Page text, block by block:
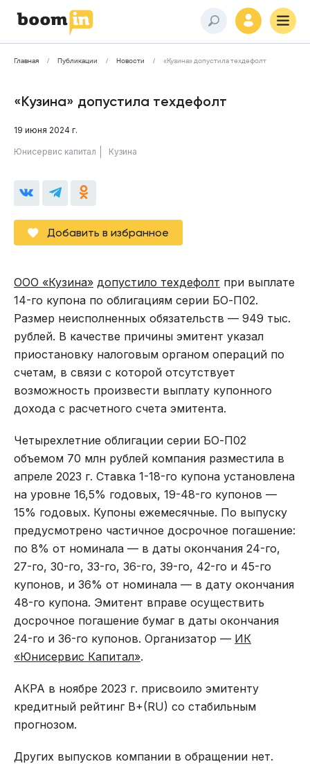
Главная Публикации Новости «Кузина» допустила техдефолт
«Кузина» допустила техдефолт
19 июня 2024 г.
Юнисервис капитал Кузина
Добавить в избранное
ООО «Кузина» допустило техдефолт при выплате
14-го купона по облигациям серии БО-П02.
Размер неисполненных обязательств — 949 тыс.
рублей. В качестве причины эмитент указал
приостановку налоговым органом операций по
счетам, в связи с которой отсутствует
возможность произвести выплату купонного
дохода с расчетного счета эмитента.
Четырехлетние облигации серии БО-П02
объемом 70 млн рублей компания разместила в
апреле 2023 г. Ставка 1-18-го купона установлена
на уровне 16,5% годовых, 19-48-го купонов —
15% годовых. Купоны ежемесячные. По выпуску
предусмотрено частичное досрочное погашение:
по 8% от номинала — в даты окончания 24-го,
27-го, 30-го, 33-го, 36-го, 39-го, 42-го и 45-го
купонов, и 36% от номинала — в дату окончания
48-го купона. Эмитент вправе осуществить
досрочное погашение бумаг в даты окончания
24-го и 36-го купонов. Организатор — ИК
«Юнисервис Капитал».
АКРА в ноябре 2023 г. присвоило эмитенту
кредитный рейтинг B+(RU) со стабильным
прогнозом.
Других выпусков компании в обращении нет.